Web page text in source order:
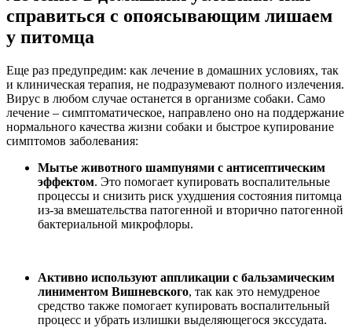
справиться с опоясывающим лишаем
у питомца
Еще раз предупредим: как лечение в домашних условиях, так
и клиническая терапия, не подразумевают полного излечения.
Вирус в любом случае останется в организме собаки. Само
лечение – симптоматическое, направлено оно на поддержание
нормального качества жизни собаки и быстрое купирование
симптомов заболевания:
Мытье животного шампунями с антисептическим
эффектом. Это помогает купировать воспалительные
процессы и снизить риск ухудшения состояния питомца
из-за вмешательства патогенной и вторично патогенной
бактериальной микрофлоры.
Активно используют аппликации с бальзамическим
линиментом Вишневского, так как это немудреное
средство также помогает купировать воспалительный
процесс и убрать излишки выделяющегося экссудата.